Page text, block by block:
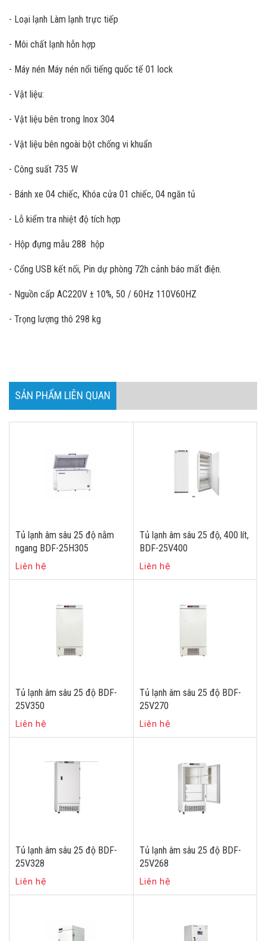
- Loại lạnh Làm lạnh trực tiếp
- Môi chất lạnh hỗn hợp
- Máy nén Máy nén nổi tiếng quốc tế 01 lock
- Vật liệu:
- Vật liệu bên trong Inox 304
- Vật liệu bên ngoài bột chống vi khuẩn
- Công suất 735 W
- Bánh xe 04 chiếc, Khóa cửa 01 chiếc, 04 ngăn tủ
- Lỗ kiểm tra nhiệt độ tích hợp
- Hộp đựng mẫu 288 hộp
- Cổng USB kết nối, Pin dự phòng 72h cảnh báo mất điện.
- Nguồn cấp AC220V ± 10%, 50 / 60Hz 110V60HZ
- Trọng lượng thô 298 kg
SẢN PHẨM LIÊN QUAN
Tủ lạnh âm sâu 25 độ nằm
ngang BDF-25H305
Liên hệ
Tủ lạnh âm sâu 25 độ, 400 lít,
BDF-25V400
Liên hệ
Tủ lạnh âm sâu 25 độ BDF-
25V350
Liên hệ
Tủ lạnh âm sâu 25 độ BDF-
25V270
Liên hệ
Tủ lạnh âm sâu 25 độ BDF-
25V328
Liên hệ
Tủ lạnh âm sâu 25 độ BDF-
25V268
Liên hệ